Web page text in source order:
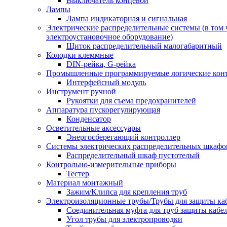
Лампы
Лампа индикаторная и сигнальная
Электрические распределительные системы (в том
электроустановочное оборудование)
Щиток распределительный малогабаритный
Колодки клеммные
DIN-рейка, G-рейка
Промышленные программируемые логические
Интерфейсный модуль
Инструмент ручной
Рукоятки для съема предохранителей
Аппаратура пускорегулирующая
Конденсатор
Осветительные аксессуары
Энергосберегающий контроллер
Системы электрических распределительных
Распределительный шкаф пустотелый
Контрольно-измерительные приборы
Тестер
Материал монтажный
Зажим/Клипса для крепления труб
Электроизоляционные трубы/Трубы для защиты
Соединительная муфта для труб защиты
Угол трубы для электропроводки